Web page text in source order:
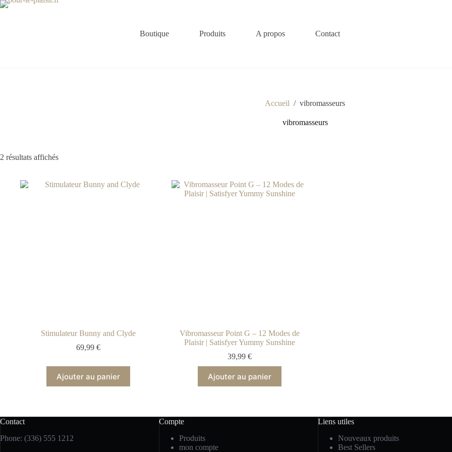
Passer
Boutique
Produits A propos Contact
Accueil / vibromasseurs
vibromasseurs
2 résultats affichés
Stimulateur Bunny and Clyde
69,99 €
Ajouter au panier
Vibromasseur Point G – 12 Modes de
Plaisir | Satisfyer Yummy Sunshine
39,99 €
Ajouter au panier
Contact
Phone: (336) 555 1212
Compte
Produits
mon compte
Liens utiles
Nouveaux produits
Best Sellers